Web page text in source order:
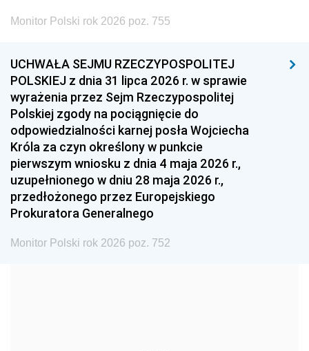
1996 1995 1994
1993 1992 1991
1990 1989
1987 1986 1985
1984 1983 1982
1981 1980 1979
1978 1977
1975 1974
Monitor Polski rok 2026 poz. 755
UCHWAŁA SEJMU RZECZYPOSPOLITEJ
POLSKIEJ z dnia 31 lipca 2026 r. w sprawie
wyrażenia przez Sejm Rzeczypospolitej
Polskiej zgody na pociągnięcie do
odpowiedzialności karnej posła Wojciecha
Króla za czyn określony w punkcie
pierwszym wniosku z dnia 4 maja 2026 r.,
uzupełnionego w dniu 28 maja 2026 r.,
przedłożonego przez Europejskiego
Prokuratora Generalnego
Monitor Polski rok 2026 poz. 752